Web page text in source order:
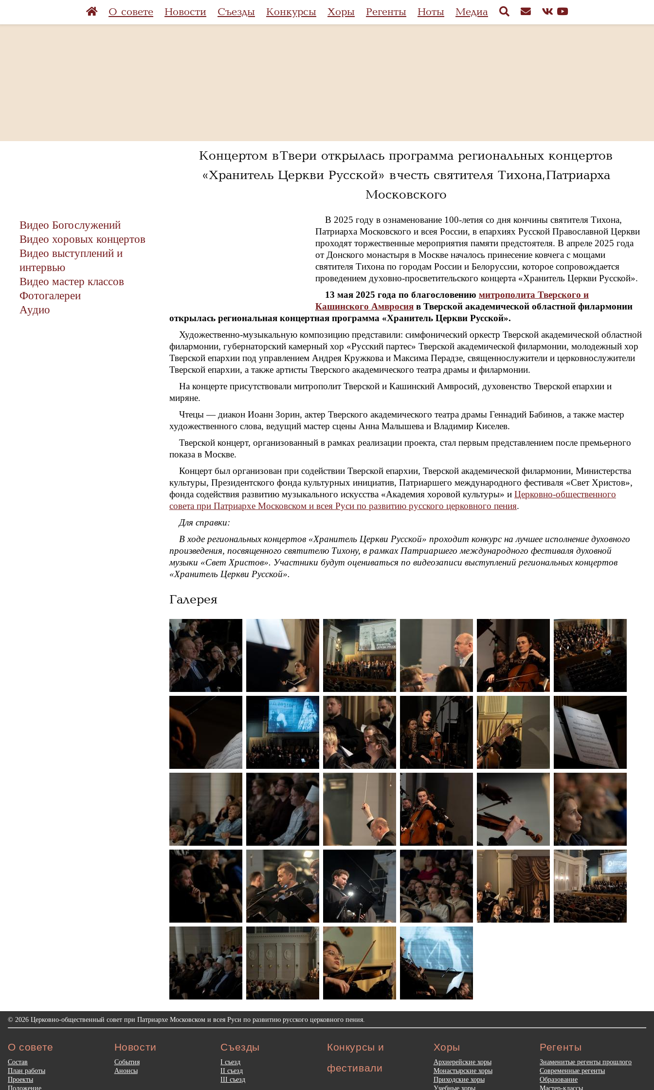
О совете Новости Съезды Конкурсы Хоры Регенты Ноты Медиа
Концертом в Твери открылась программа региональных концертов
«Хранитель Церкви Русской» в честь святителя Тихона, Патриарха
Московского
Видео Богослужений
Видео хоровых концертов
Видео выступлений и
интервью
Видео мастер классов
Фотогалереи
Аудио
В 2025 году в ознаменование 100-летия со дня кончины святителя Тихона,
Патриарха Московского и всея России, в епархиях Русской Православной Церкви
проходят торжественные мероприятия памяти предстоятеля. В апреле 2025 года
от Донского монастыря в Москве началось принесение ковчега с мощами
святителя Тихона по городам России и Белоруссии, которое сопровождается
проведением духовно-просветительского концерта «Хранитель Церкви Русской».
13 мая 2025 года по благословению митрополита Тверского и
Кашинского Амвросия в Тверской академической областной филармонии
открылась региональная концертная программа «Хранитель Церкви Русской».
Художественно-музыкальную композицию представили: симфонический оркестр Тверской академической областной
филармонии, губернаторский камерный хор «Русский партес» Тверской академической филармонии, молодежный хор
Тверской епархии под управлением Андрея Кружкова и Максима Перадзе, священнослужители и церковнослужители
Тверской епархии, а также артисты Тверского академического театра драмы и филармонии.
На концерте присутствовали митрополит Тверской и Кашинский Амвросий, духовенство Тверской епархии и
миряне.
Чтецы — диакон Иоанн Зорин, актер Тверского академического театра драмы Геннадий Бабинов, а также мастер
художественного слова, ведущий мастер сцены Анна Малышева и Владимир Киселев.
Тверской концерт, организованный в рамках реализации проекта, стал первым представлением после премьерного
показа в Москве.
Концерт был организован при содействии Тверской епархии, Тверской академической филармонии, Министерства
культуры, Президентского фонда культурных инициатив, Патриаршего международного фестиваля «Свет Христов»,
фонда содействия развитию музыкального искусства «Академия хоровой культуры» и Церковно-общественного
совета при Патриархе Московском и всея Руси по развитию русского церковного пения.
Для справки:
В ходе региональных концертов «Хранитель Церкви Русской» проходит конкурс на лучшее исполнение духовного
произведения, посвященного святителю Тихону, в рамках Патриаршего международного фестиваля духовной
музыки «Свет Христов». Участники будут оцениваться по видеозаписи выступлений региональных концертов
«Хранитель Церкви Русской».
Галерея
© 2026 Церковно-общественный совет при Патриархе Московском и всея Руси по развитию русского церковного пения.
О совете
Состав
План работы
Проекты
Положение
Новости
События
Анонсы
Съезды
I съезд
II съезд
III съезд
Конкурсы и
фестивали
Хоры
Архиерейские хоры
Монастырские хоры
Приходские хоры
Учебные хоры
Регенты
Знаменитые регенты прошлого
Современные регенты
Образование
Мастер-классы